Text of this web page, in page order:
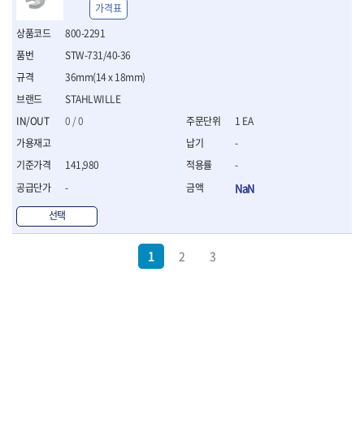
800-2291
STAHLWILLE
0 / 0
141,980
-
선택
STW-731/40-36
36mm(14 x 18mm)
가격표
1 EA
-
-
NaN
1 2 3